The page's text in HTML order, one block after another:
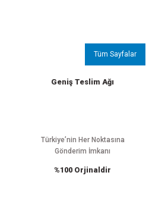
Tüm Sayfalar
Geniş Teslim Ağı
Türkiye’nin Her Noktasına
Gönderim İmkanı
%100 Orjinaldir